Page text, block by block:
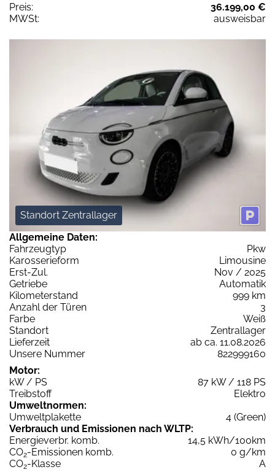
Preis:
36.199,00 €
MWSt:
ausweisbar
Standort Zentrallager
Allgemeine Daten:
Fahrzeugtyp
Pkw
Karosserieform
Limousine
Erst-Zul.
Nov / 2025
Getriebe
Automatik
Kilometerstand
999 km
Anzahl der Türen
3
Farbe
Weiß
Standort
Zentrallager
Lieferzeit
ab ca. 11.08.2026
Unsere Nummer
822999160
Motor:
kW / PS
87 kW / 118 PS
Treibstoff
Elektro
Umweltnormen:
Umweltplakette
4 (Green)
Verbrauch und Emissionen nach WLTP:
Energieverbr. komb.
14,5 kWh/100km
CO2-Emissionen komb.
0 g/km
CO2-Klasse
A